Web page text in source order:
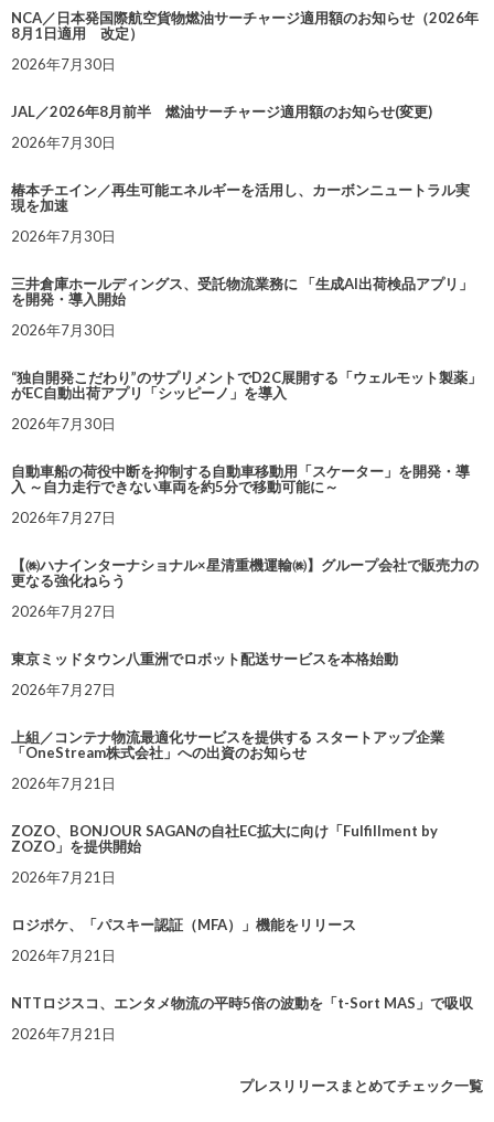
NCA／日本発国際航空貨物燃油サーチャージ適用額のお知らせ（2026年
8月1日適用 改定）
2026年7月30日
JAL／2026年8月前半 燃油サーチャージ適用額のお知らせ(変更)
2026年7月30日
椿本チエイン／再生可能エネルギーを活用し、カーボンニュートラル実
現を加速
2026年7月30日
三井倉庫ホールディングス、受託物流業務に 「生成AI出荷検品アプリ」
を開発・導入開始
2026年7月30日
“独自開発こだわり”のサプリメントでD2C展開する「ウェルモット製薬」
がEC自動出荷アプリ「シッピーノ」を導入
2026年7月30日
自動車船の荷役中断を抑制する自動車移動用「スケーター」を開発・導
入 ～自力走行できない車両を約5分で移動可能に～
2026年7月27日
【㈱ハナインターナショナル×星清重機運輸㈱】グループ会社で販売力の
更なる強化ねらう
2026年7月27日
東京ミッドタウン八重洲でロボット配送サービスを本格始動
2026年7月27日
上組／コンテナ物流最適化サービスを提供する スタートアップ企業
「OneStream株式会社」への出資のお知らせ
2026年7月21日
ZOZO、BONJOUR SAGANの自社EC拡大に向け「Fulfillment by
ZOZO」を提供開始
2026年7月21日
ロジポケ、「パスキー認証（MFA）」機能をリリース
2026年7月21日
NTTロジスコ、エンタメ物流の平時5倍の波動を「t-Sort MAS」で吸収
2026年7月21日
プレスリリースまとめてチェック一覧